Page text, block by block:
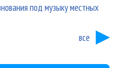
под музыку местных
все